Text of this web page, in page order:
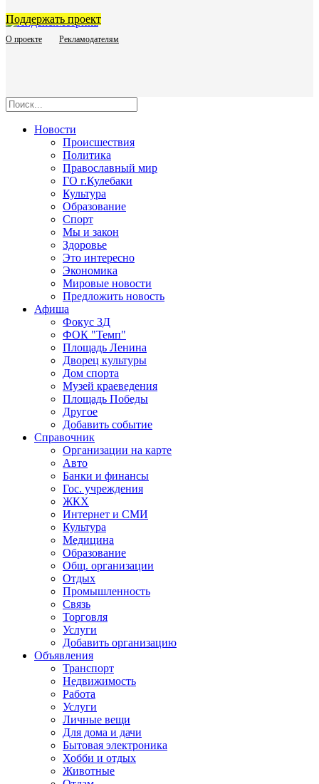
О проекте Рекламодателям
Поддержать проект
Новости
Происшествия
Политика
Православный мир
ГО г.Кулебаки
Культура
Образование
Спорт
Мы и закон
Здоровье
Это интересно
Экономика
Мировые новости
Предложить новость
Афиша
Фокус 3Д
ФОК "Темп"
Площадь Ленина
Дворец культуры
Дом спорта
Музей краеведения
Площадь Победы
Другое
Добавить событие
Справочник
Организации на карте
Авто
Банки и финансы
Гос. учреждения
ЖКХ
Интернет и СМИ
Культура
Медицина
Образование
Общ. организации
Отдых
Промышленность
Связь
Торговля
Услуги
Добавить организацию
Объявления
Транспорт
Недвижимость
Работа
Услуги
Личные вещи
Для дома и дачи
Бытовая электроника
Хобби и отдых
Животные